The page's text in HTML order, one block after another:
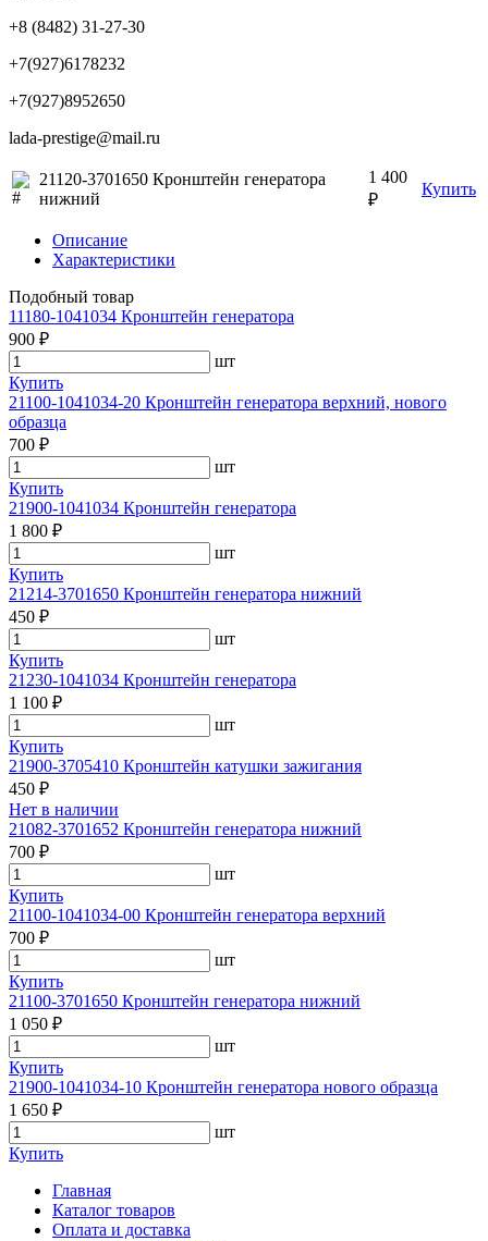
+8 (8482) 31-27-30
+7(927)6178232
+7(927)8952650
lada-prestige@mail.ru
21120-3701650 Кронштейн генератора
нижний
1 400
₽
Купить
Описание
Характеристики
Подобный товар
11180-1041034 Кронштейн генератора
900 ₽
шт
Купить
21100-1041034-20 Кронштейн генератора верхний, нового
образца
700 ₽
шт
Купить
21900-1041034 Кронштейн генератора
1 800 ₽
шт
Купить
21214-3701650 Кронштейн генератора нижний
450 ₽
шт
Купить
21230-1041034 Кронштейн генератора
1 100 ₽
шт
Купить
21900-3705410 Кронштейн катушки зажигания
450 ₽
Нет в наличии
21082-3701652 Кронштейн генератора нижний
700 ₽
шт
Купить
21100-1041034-00 Кронштейн генератора верхний
700 ₽
шт
Купить
21100-3701650 Кронштейн генератора нижний
1 050 ₽
шт
Купить
21900-1041034-10 Кронштейн генератора нового образца
1 650 ₽
шт
Купить
Главная
Каталог товаров
Оплата и доставка